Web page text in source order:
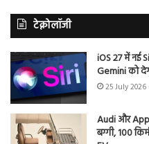
टेक्नोलॉजी
iOS 27 में नई
Gemini को
25 July 2026
Audi और
बग्गी, 100